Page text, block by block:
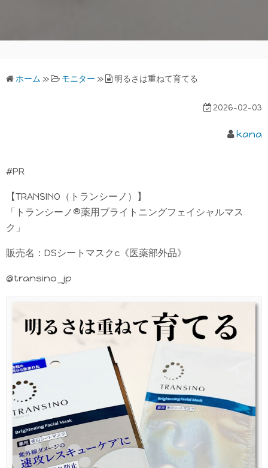
ホーム » モニター » 明るさは重ねて育てる
2026-02-03
kana
#PR
【TRANSINO（トランシーノ）】
「トランシーノ®薬用ブライトニングフェイシャルマス
ク」
販売名：DSシートマスクc《医薬部外品》
@transino_jp